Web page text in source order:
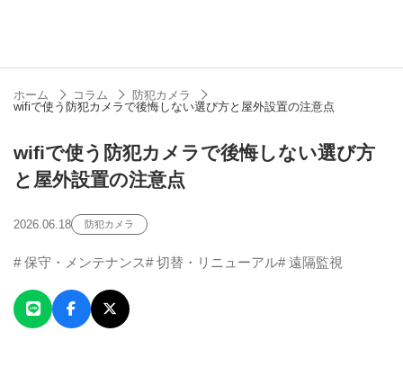
SERVICE
事業案内
ホーム コラム
防犯カメラ
wifiで使う防犯カメラで後悔しない選び方と屋外設置の注意点
wifiで使う防犯カメラで後悔しない選び方
と屋外設置の注意点
2026.06.18 防犯カメラ
保守・メンテナンス 切替・リニューアル 遠隔監視